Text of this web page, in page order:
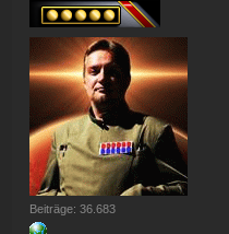
Beiträge: 36.683